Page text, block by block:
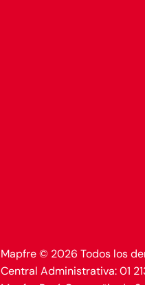
Mapfre © 2026 Todos los
Central Administrativa: 01